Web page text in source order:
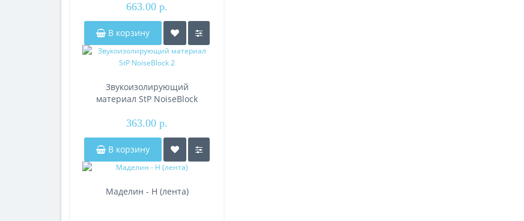
663.00 р.
В корзину
Звукоизолирующий
материал StP NoiseBlock
363.00 р.
В корзину
Маделин - Н (лента)